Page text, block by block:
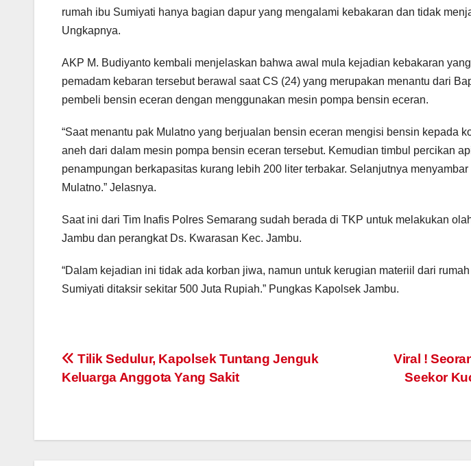
rumah ibu Sumiyati hanya bagian dapur yang mengalami kebakaran dan tidak
Ungkapnya.
AKP M. Budiyanto kembali menjelaskan bahwa awal mula kejadian kebakaran
pemadam kebaran tersebut berawal saat CS (24) yang merupakan menantu dari
pembeli bensin eceran dengan menggunakan mesin pompa bensin eceran.
“Saat menantu pak Mulatno yang berjualan bensin eceran mengisi bensin kepada
aneh dari dalam mesin pompa bensin eceran tersebut. Kemudian timbul percikan
penampungan berkapasitas kurang lebih 200 liter terbakar. Selanjutnya
Mulatno.” Jelasnya.
Saat ini dari Tim Inafis Polres Semarang sudah berada di TKP untuk melakukan
Jambu dan perangkat Ds. Kwarasan Kec. Jambu.
“Dalam kejadian ini tidak ada korban jiwa, namun untuk kerugian materiil dari
Sumiyati ditaksir sekitar 500 Juta Rupiah.” Pungkas Kapolsek Jambu.
Post
navigation
Viral !
Seekor
Tilik Sedulur, Kapolsek Tuntang Jenguk
Keluarga Anggota Yang Sakit